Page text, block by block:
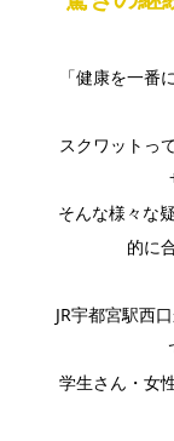
「健康を一番
スクワットっ
そんな様々な
的に
JR宇都宮駅西
学生さん・女